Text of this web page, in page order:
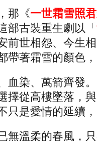
那《一世霜雪照
部古裝重生劇以「
前世相怨、今生
帶著霜雪的顏色，
血染、萬箭齊發
擇從高樓墜落，
是愛情的延續，
無溫柔的春風，